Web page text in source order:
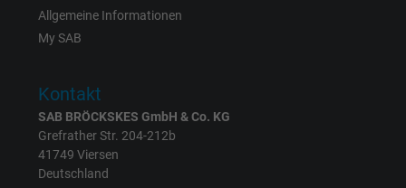
Allgemeine Informationen
My SAB
Kontakt
SAB BRÖCKSKES GmbH & Co. KG
Grefrather Str. 204-212b
41749 Viersen
Deutschland